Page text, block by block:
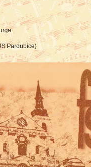
Pardubice)